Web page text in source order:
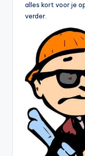
alles kort voor je
verder.